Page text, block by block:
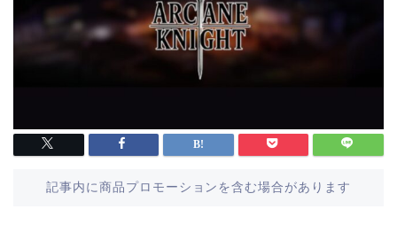
記事内に商品プロモーションを含む場合があります